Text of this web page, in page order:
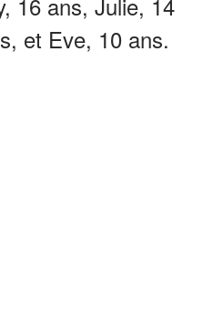
et Eve, 10 ans.